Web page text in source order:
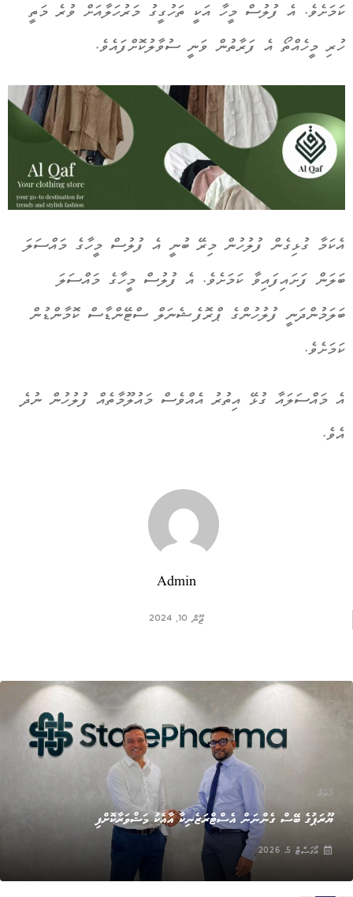
ކަމަށެވެ. އެ ފުލުސް މީހާ އަކީ ތަހުގީގު މަރުހަލާއަށް ވުރެ މަތީ
ހުރި މީހެއްތޯ އެ ފަރާތުން ވަނީ ސުވާލުކޮށްފައެވެ.
އެކަމާ ގުޅިގެން ފުލުހުން މިރޭ ބުނީ އެ ފުލުސް މީހާގެ މައްސަލަ
ބަލަން ފަށައިފައިވާ ކަމަށެވެ. އެ ފުލުސް މީހާގެ މައްސަލަ
ބަލަމުންދަނީ ފުލުހުންގެ ޕްރޮފެޝެނަލް ސްޓޭންޑާސް ކޮމާންޑުން
ކަމަށެވެ.
އެ މައްސަލައާ ގުޅޭ އިތުރު އެއްވެސް މައުލޫމާތެއް ފުލުހުން ނުދެ
އެވެ.
Admin
ޖޫން 10, 2024
ޚަބަރު
ޔޫރަޕުގެ ބޭސް ގެންނަން އެސްޓްރަޒެނިކާ އާއެކު މަޝްވަރާކޮށްފި
އޯގަސްޓް 5, 2026